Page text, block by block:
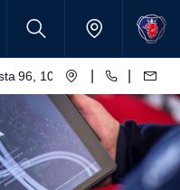
96, 10250 Lučko